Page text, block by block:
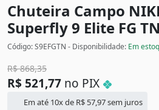
Chuteira Campo
Superfly 9 Elite FG TN
Código: S9EFGTN - Disponibilidade: Em
R$868,35
R$ 521,77 no PIX
Em até 10x de R$ 57,97sem juros